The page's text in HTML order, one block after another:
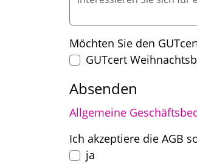
Möchten Sie den
GUTcert
Absenden
Allgemeine
Pflichtfeld
Ich akzeptiere die AGB
ja